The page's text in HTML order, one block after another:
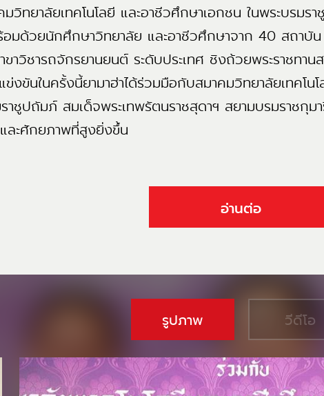
วิทยาลัยเทคโนโลยี และอาชีวศึกษาเอกชน ในพระบรมร
มด้วยนักศึกษาวิทยาลัย และอาชีวศึกษาจาก 40 สถาบัน
าวิชารถจักรยานยนต์ ระดับประเทศ ชิงถ้วยพระราชทาน
ข่งขันในครั้งนี้ยามาฮ่าได้ร่วมมือกับสมาคมวิทยาลัยเทคโ
ราชูปถัมภ์ สมเด็จพระเทพรัตนราชสุดาฯ สยามบรมราชกุ
ละศักยภาพที่สูงยิ่งขึ้น
อ่านต่อ
รูปภาพ วีดีโอ